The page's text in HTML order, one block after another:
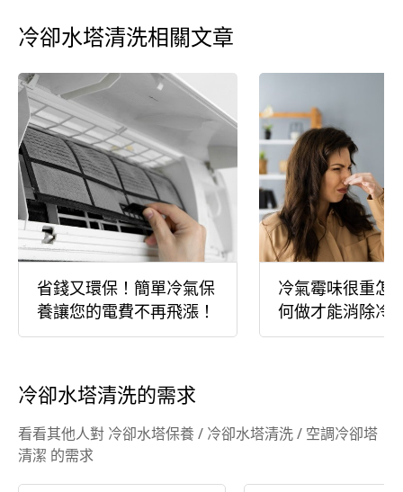
冷卻水塔清洗相關文章
省錢又環保！簡單冷氣保
養讓您的電費不再飛漲！
冷氣霉味很重怎
何做才能消除冷
酸臭味？
冷卻水塔清洗的需求
看看其他人對 冷卻水塔保養 / 冷卻水塔清洗 / 空調冷卻塔
清潔 的需求